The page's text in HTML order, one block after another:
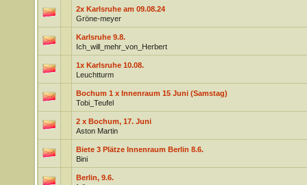
2x Karlsruhe am 09.08.24
Gröne-meyer
Karlsruhe 9.8.
Ich_will_mehr_von_Herbert
1x Karlsruhe 10.08.
Leuchtturm
Bochum 1 x Innenraum 15 Juni (Samstag)
Tobi_Teufel
2 x Bochum, 17. Juni
Aston Martin
Biete 3 Plätze Innenraum Berlin 8.6.
Bini
Berlin, 9.6.